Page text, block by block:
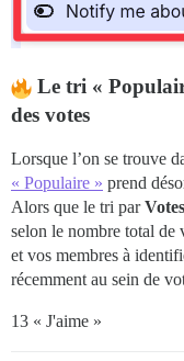
Le tri «
des votes
Lorsque l’on se trouve
« Populaire » prend
Alors que le tri parVotes
selon le nombre total de
et vos membres à
récemment au sein de
13 « J'aime »